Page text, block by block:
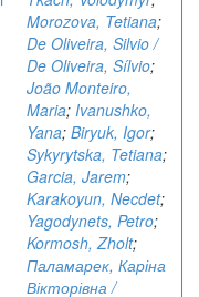
Morozova, Tetiana;
De Oliveira, Silvio /
De Oliveira, Sílvio;
João Monteiro,
Maria; Ivanushko,
Yana; Biryuk, Igor;
Sykyrytska, Tetiana;
Garcia, Jarem;
Karakoyun, Necdet;
Yagodynets, Petro;
Kormosh, Zholt;
Паламарек, Каріна
Вікторівна /